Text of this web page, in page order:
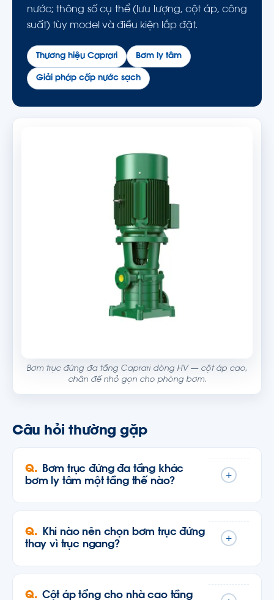
nước; thông số cụ thể (lưu lượng, cột áp, công
suất) tùy model và điều kiện lắp đặt.
Thương hiệu Caprari Bơm ly tâm
Giải pháp cấp nước sạch
Bơm trục đứng đa tầng Caprari dòng HV — cột áp cao,
chân đế nhỏ gọn cho phòng bơm.
Câu hỏi thường gặp
Bơm trục đứng đa tầng khác
bơm ly tâm một tầng thế nào?
+
Khi nào nên chọn bơm trục đứng
thay vì trục ngang?
+
Cột áp tổng cho nhà cao tầng